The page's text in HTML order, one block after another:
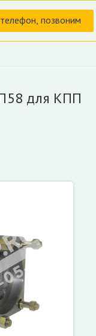
Скрыть
для КПП